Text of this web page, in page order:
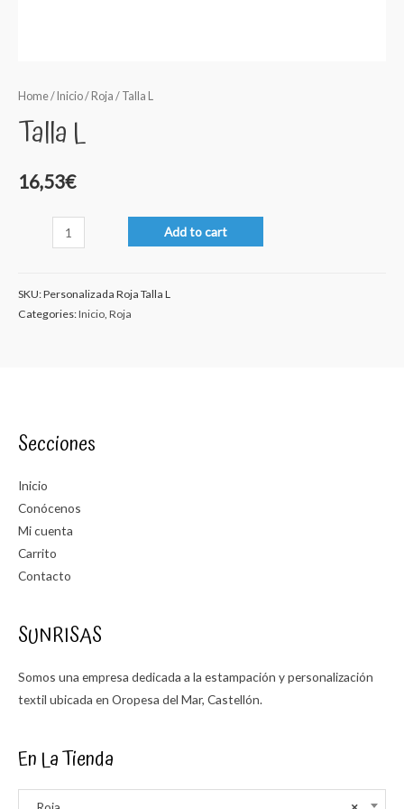
Home/ Inicio/ Roja / Talla L
Talla L
16,53€
Add to cart
SKU:Personalizada Roja Talla L
Categories:Inicio, Roja
Secciones
Inicio
Conócenos
Mi cuenta
Carrito
Contacto
SUNRISAS
Somos una empresa dedicada a la estampación y personalización
textil ubicada en Oropesa del Mar, Castellón.
En La Tienda